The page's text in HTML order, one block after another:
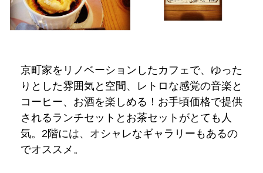
京町家をリノベーションしたカフェで、ゆった
りとした雰囲気と空間、レトロな感覚の音楽と
コーヒー、お酒を楽しめる！お手頃価格で提供
されるランチセットとお茶セットがとても人
気。2階には、オシャレなギャラリーもあるの
でオススメ。